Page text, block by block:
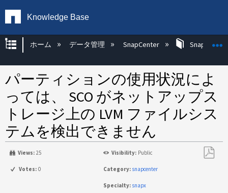
Knowledge Base
グローバル階層を展開/折りたたむ
ホーム データ管理 SnapCenter SnapCenter
パーティションの使用状況によ
っては、 SCO がネットアップス
トレージ上の LVM ファイルシス
テムを検出できません
Views: 25 Visibility: Public
Votes: 0 Category: snapcenter
Specialty: snapx